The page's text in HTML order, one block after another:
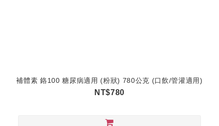
補體素 鉻100 糖尿病適用 (粉狀) 780公克 (口飲/管灌適用)
NT$780